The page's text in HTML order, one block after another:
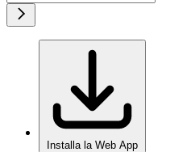
Installa la Web App